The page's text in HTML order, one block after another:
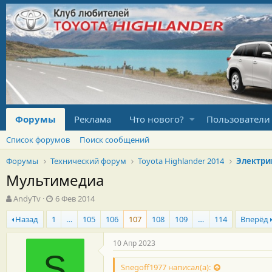
Форумы Реклама Что нового? Пользователи
Список форумов
Поиск сообщений
Форумы
Технический форум Toyota Highlander 2014
Мультимедиа
А
в
т
о
AndyTv
Д
а
т
а
н
6 Фев 2014
Назад
1 … 105 106 107 108 109 … 114 Вперёд
10 Апр 2023
Snegoff1977 написал(а):